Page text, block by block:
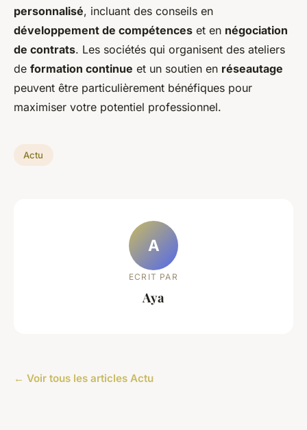
personnalisé, incluant des conseils en
développement de compétences et en négociation
de contrats. Les sociétés qui organisent des ateliers
de formation continue et un soutien en réseautage
peuvent être particulièrement bénéfiques pour
maximiser votre potentiel professionnel.
Actu
A
ECRIT PAR
Aya
← Voir tous les articles Actu